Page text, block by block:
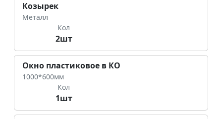
Козырек
Металл
Кол
2шт
Окно пластиковое в КО
1000*600мм
Кол
1шт